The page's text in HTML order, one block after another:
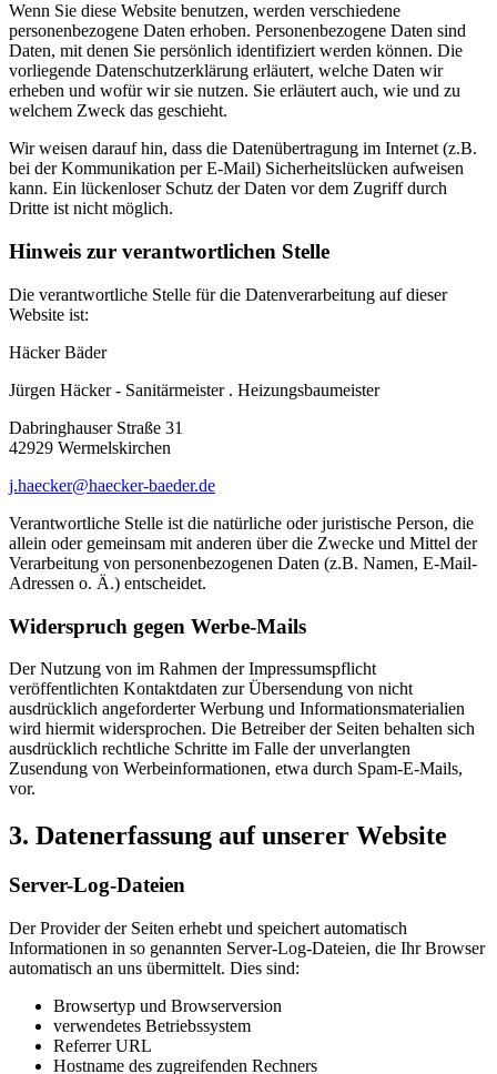
Wenn Sie diese Website benutzen, werden verschiedene
personenbezogene Daten erhoben. Personenbezogene Daten sind
Daten, mit denen Sie persönlich identifiziert werden können. Die
vorliegende Datenschutzerklärung erläutert, welche Daten wir
erheben und wofür wir sie nutzen. Sie erläutert auch, wie und zu
welchem Zweck das geschieht.
Wir weisen darauf hin, dass die Datenübertragung im Internet (z.B.
bei der Kommunikation per E-Mail) Sicherheitslücken aufweisen
kann. Ein lückenloser Schutz der Daten vor dem Zugriff durch
Dritte ist nicht möglich.
Hinweis zur verantwortlichen Stelle
Die verantwortliche Stelle für die Datenverarbeitung auf dieser
Website ist:
Häcker Bäder
Jürgen Häcker - Sanitärmeister . Heizungsbaumeister
Dabringhauser Straße 31
42929 Wermelskirchen
j.haecker@haecker-baeder.de
Verantwortliche Stelle ist die natürliche oder juristische Person, die
allein oder gemeinsam mit anderen über die Zwecke und Mittel der
Verarbeitung von personenbezogenen Daten (z.B. Namen, E-Mail-
Adressen o. Ä.) entscheidet.
Widerspruch gegen Werbe-Mails
Der Nutzung von im Rahmen der Impressumspflicht
veröffentlichten Kontaktdaten zur Übersendung von nicht
ausdrücklich angeforderter Werbung und Informationsmaterialien
wird hiermit widersprochen. Die Betreiber der Seiten behalten sich
ausdrücklich rechtliche Schritte im Falle der unverlangten
Zusendung von Werbeinformationen, etwa durch Spam-E-Mails,
vor.
3. Datenerfassung auf unserer Website
Server-Log-Dateien
Der Provider der Seiten erhebt und speichert automatisch
Informationen in so genannten Server-Log-Dateien, die Ihr Browser
automatisch an uns übermittelt. Dies sind:
Browsertyp und Browserversion
verwendetes Betriebssystem
Referrer URL
Hostname des zugreifenden Rechners